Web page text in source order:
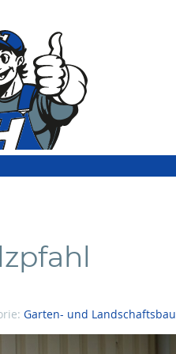
Garten- und Landschaftsbau